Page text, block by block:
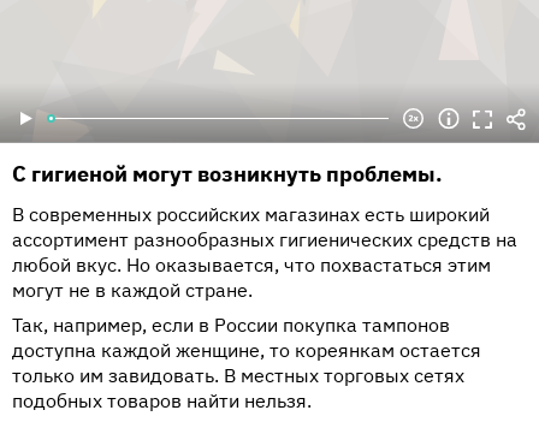
С гигиеной могут возникнуть проблемы.
В современных российских магазинах есть широкий
ассортимент разнообразных гигиенических средств на
любой вкус. Но оказывается, что похвастаться этим
могут не в каждой стране.
Так, например, если в России покупка тампонов
доступна каждой женщине, то кореянкам остается
только им завидовать. В местных торговых сетях
подобных товаров найти нельзя.